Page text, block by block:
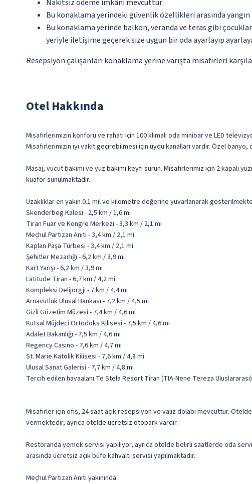
Nakitsiz ödeme imkânı mevcuttur
Bu konaklama yerindeki güvenlik özellikleri arasında
Bu konaklama yerinde balkon, veranda ve teras gibi
yeriyle iletişime geçerek size uygun bir oda ayarlayıp
Resepsiyon çalışanları konaklama yerine varışta misafirleri
Otel Hakkında
Misafirlerimizin konforu ve rahatı için 100 klimalı oda minibar ve LED
Misafirlerimizin iyi vakit geçirebilmesi için uydu kanalları vardır. Özel
Masaj, vücut bakımı ve yüz bakımı keyfi sürün. Misafirlerimiz için 2
kuaför sunulmaktadır.
Uzaklıklar en yakın 0.1 mil ve kilometre değerine yuvarlanarak
Skenderbeg Kalesi - 2,5 km / 1,6 mi
Tiran Fuar ve Kongre Merkezi - 3,3 km / 2,1 mi
Meçhul Partizan Anıtı - 3,4 km / 2,1 mi
Kaplan Paşa Türbesi - 3,4 km / 2,1 mi
Şehitler Mezarlığı - 6,2 km / 3,9 mi
Kart Yarışı - 6,2 km / 3,9 mi
Latitude Tiran - 6,7 km / 4,2 mi
Kompleksi Delijorgji - 7 km / 4,4 mi
Arnavutluk Ulusal Bankası - 7,2 km / 4,5 mi
Gizli Gözetim Müzesi - 7,4 km / 4,6 mi
Kutsal Müjdeci Ortodoks Kilisesi - 7,5 km / 4,6 mi
Adalet Bakanlığı - 7,5 km / 4,6 mi
Regency Casino - 7,6 km / 4,7 mi
St. Marie Katolik Kilisesi - 7,6 km / 4,8 mi
Ulusal Sanat Galerisi - 7,7 km / 4,8 mi
Tercih edilen havaalanı Te Stela Resort Tiran (TIA-Nene Tereza
Misafirler için ofis, 24 saat açık resepsiyon ve valiz dolabı mevcuttur.
vermektedir, ayrıca otelde ücretsiz otopark vardır.
Restoranda yemek servisi yapılıyor, ayrıca otelde belirli saatlerde oda
arasında ücretsiz açık büfe kahvaltı servisi yapılmaktadır.
Meçhul Partizan Anıtı yakınında